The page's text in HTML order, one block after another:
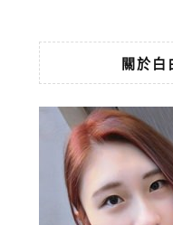
關於